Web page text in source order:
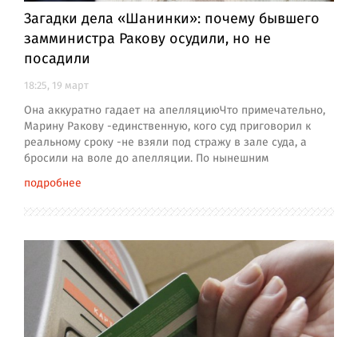
Загадки дела «Шанинки»: почему бывшего
замминистра Ракову осудили, но не
посадили
18:25, 19 март
Она аккуратно гадает на апелляциюЧто примечательно,
Марину Ракову -единственную, кого суд приговорил к
реальному сроку -не взяли под стражу в зале суда, а
бросили на воле до апелляции. По нынешним
подробнее